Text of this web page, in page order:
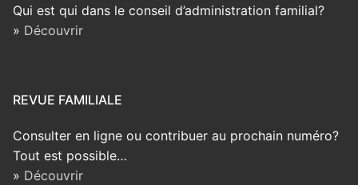
Qui est qui dans le conseil d’administration familial?
» Découvrir
REVUE FAMILIALE
Consulter en ligne ou contribuer au prochain numéro?
Tout est possible…
» Découvrir